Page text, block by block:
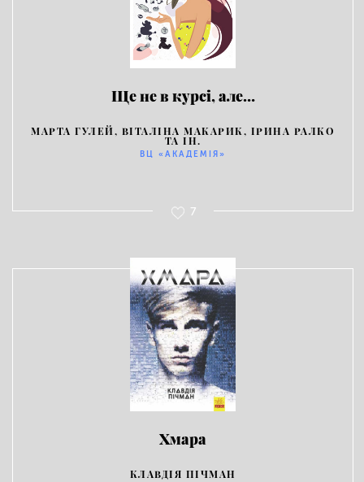
Ще не в курсі, але…
МАРТА ГУЛЕЙ, ВІТАЛІНА МАКАРИК, ІРИНА РАЛКО
ТА ІН.
ВЦ «АКАДЕМІЯ»
7
Хмара
КЛАВДІЯ ПІЧМАН